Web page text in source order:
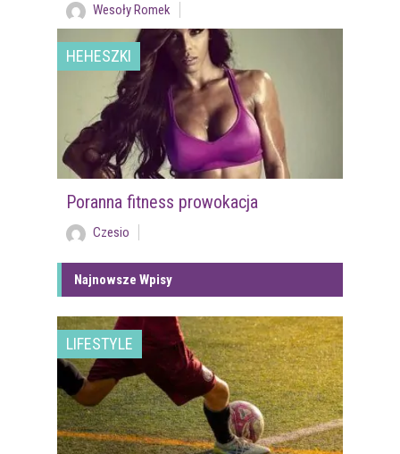
Wesoły Romek
HEHESZKI
Poranna fitness prowokacja
Czesio
Najnowsze Wpisy
LIFESTYLE